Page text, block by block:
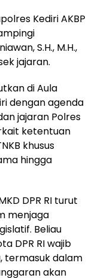
Kediri AKBP
S.H., M.H.,
jajaran.
di Aula
dengan agenda
jajaran Polres
ketentuan
khusus
hingga
DPR RI turut
menjaga
Beliau
DPR RI wajib
termasuk dalam
akan